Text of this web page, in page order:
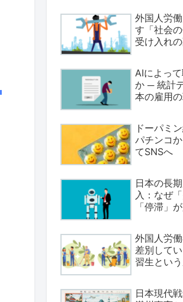
外国人労
す「社会
受け入れ
AIによっ
か ─ 統計
本の雇用
ドーパミ
パチンコ
てSNSへ
日本の長
入：なぜ
「停滞」
外国人労
差別して
習生とい
日本現代